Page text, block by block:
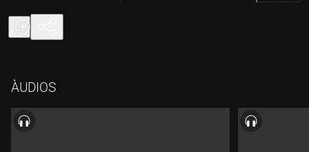
panorama actual de casa nostra com són Raquel García-
Tomás, Joan Magrané i Octavi Rumbau. I com a final de festa,
la imponent Missa de Rèquiem de Giuseppe Verdi amb la
Shaham, mezzosoprano; Andrei Danilov, tenor, i Dmitry
Belosselskiy, baix; amb l'Orfeó Català i l'OBC, dirigida per
Ludovic Morlot.Comentaris: Joan Vives
ÀUDIOS